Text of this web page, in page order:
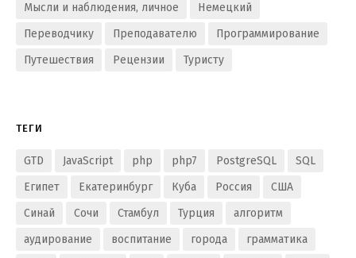
Мысли и наблюдения, личное
Немецкий
Переводчику
Преподавателю
Программирование
Путешествия
Рецензии Туристу
ТЕГИ
GTD JavaScript php php7 PostgreSQL
SQL
Египет
Екатеринбург Куба Россия
США
Синай
Сочи Стамбул Турция
алгоритм
аудирование
воспитание города
грамматика